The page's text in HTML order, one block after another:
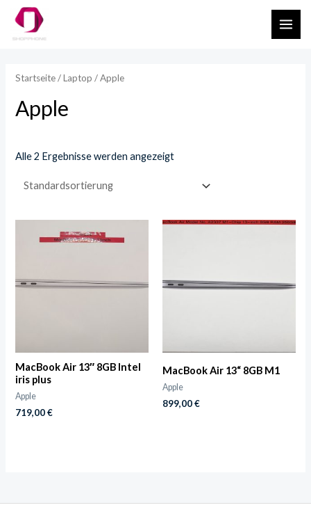
Inhalt
Startseite/Laptop / Apple
Apple
Alle 2 Ergebnisse werden angezeigt
MacBook Air 13″ 8GB Intel
iris plus
Apple
719,00€
MacBook Air 13“ 8GB M1
Apple
899,00€